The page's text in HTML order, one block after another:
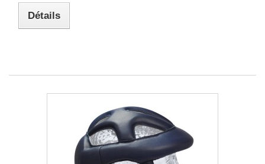
Détails